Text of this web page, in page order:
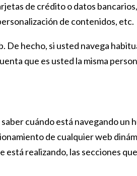
de crédito o datos
de contenidos, etc.
De hecho, si usted navega
que es usted la misma
cuándo está navegando un
de cualquier web
realizando, las secciones